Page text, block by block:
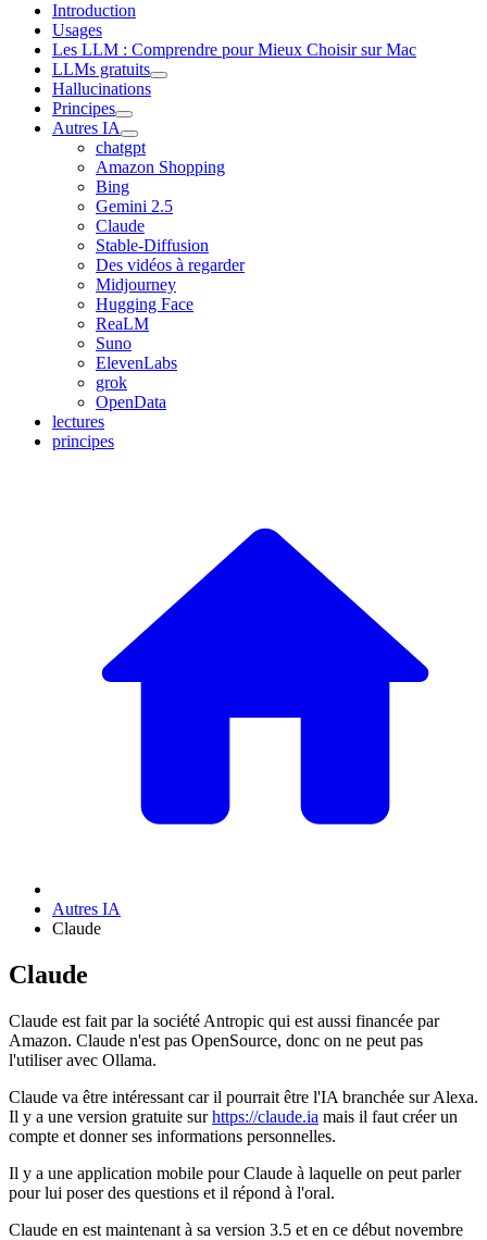
Introduction
Usages
Les LLM : Comprendre pour Mieux Choisir sur Mac
LLMs gratuits
Hallucinations
Principes
Autres IA
chatgpt
Amazon Shopping
Bing
Gemini 2.5
Claude
Stable-Diffusion
Des vidéos à regarder
Midjourney
Hugging Face
ReaLM
Suno
ElevenLabs
grok
OpenData
lectures
principes
Autres IA
Claude
Claude
Claude est fait par la société Antropic qui est aussi financée par
Amazon. Claude n'est pas OpenSource, donc on ne peut pas
l'utiliser avec Ollama.
Claude va être intéressant car il pourrait être l'IA branchée sur Alexa.
Il y a une version gratuite surhttps://claude.ia mais il faut créer un
compte et donner ses informations personnelles.
Il y a une application mobile pour Claude à laquelle on peut parler
pour lui poser des questions et il répond à l'oral.
Claude en est maintenant à sa version 3.5 et en ce début novembre